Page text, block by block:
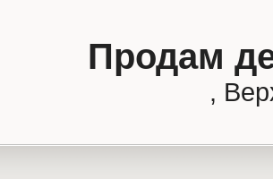
Продам
,